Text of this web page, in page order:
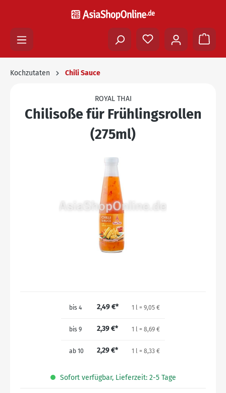
Kochzutaten Chili Sauce
ROYAL THAI
Chilisoße für Frühlingsrollen
(275ml)
bis 4 2,49 €* 1 l = 9,05 €
bis 9 2,39 €* 1 l = 8,69 €
ab 10 2,29 €* 1 l = 8,33 €
Sofort verfügbar, Lieferzeit: 2-5 Tage